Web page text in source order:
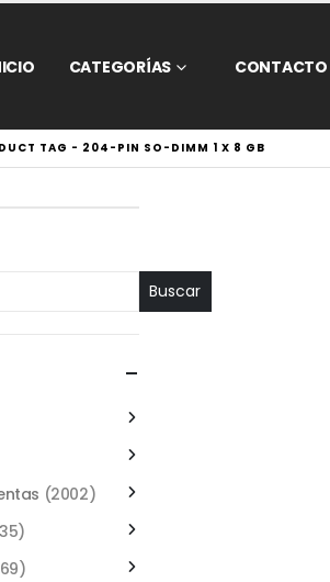
CATEGORÍAS CONTACTO
TAG - 204-PIN SO-DIMM 1 X 8 GB
Buscar
(2002)